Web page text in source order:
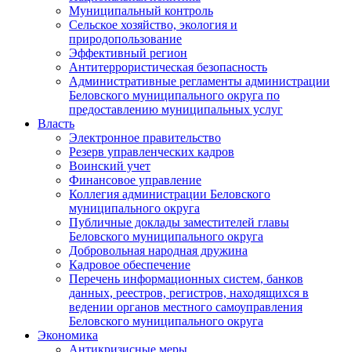
Муниципальный контроль
Сельское хозяйство, экология и
природопользование
Эффективный регион
Антитеррористическая безопасность
Административные регламенты администрации
Беловского муниципального округа по
предоставлению муниципальных услуг
Власть
Электронное правительство
Резерв управленческих кадров
Воинский учет
Финансовое управление
Коллегия администрации Беловского
муниципального округа
Публичные доклады заместителей главы
Беловского муниципального округа
Добровольная народная дружина
Кадровое обеспечение
Перечень информационных систем, банков
данных, реестров, регистров, находящихся в
ведении органов местного самоуправления
Беловского муниципального округа
Экономика
Антикризисные меры